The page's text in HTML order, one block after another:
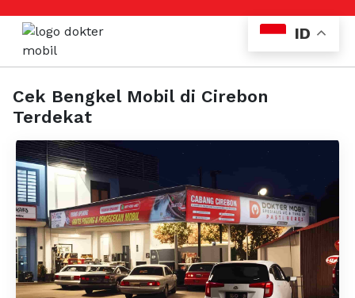
Cek Bengkel Mobil di Cirebon
Terdekat
ID